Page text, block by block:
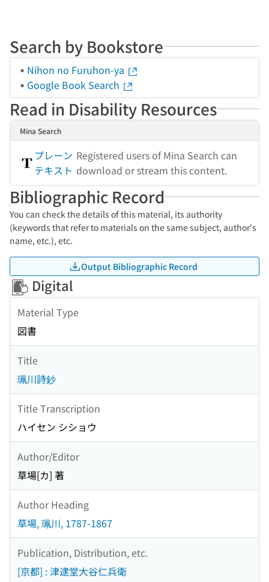
Search by Bookstore
Nihon no Furuhon-ya
Google Book Search
Read in Disability Resources
Mina Search
プレーン
テキスト
Registered users of Mina Search can
download or stream this content.
Bibliographic Record
You can check the details of this material, its authority
(keywords that refer to materials on the same subject, author's
name, etc.), etc.
Output Bibliographic Record
Digital
Material Type
図書
Title
珮川詩鈔
Title Transcription
ハイセン シショウ
Author/Editor
草場[カ] 著
Author Heading
草場, 珮川, 1787-1867
Publication, Distribution, etc.
[京都] : 津逮堂大谷仁兵衛